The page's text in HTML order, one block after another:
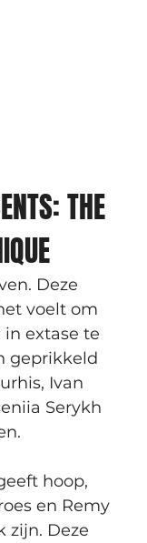
THE
Deze
voelt om
extase te
geprikkeld
Ivan
Serykh
hoop,
en Remy
zijn. Deze